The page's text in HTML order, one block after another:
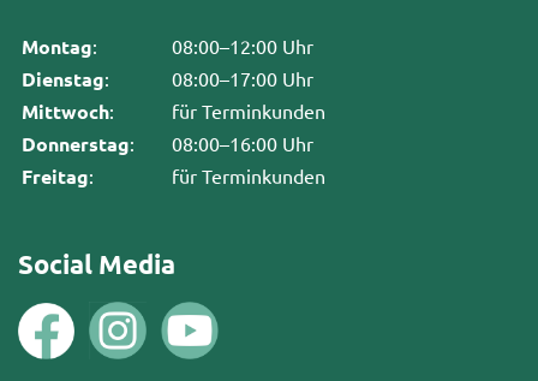
Montag: 08:00–12:00 Uhr
Dienstag: 08:00–17:00 Uhr
Mittwoch: für Terminkunden
Donnerstag: 08:00–16:00 Uhr
Freitag: für Terminkunden
Social Media